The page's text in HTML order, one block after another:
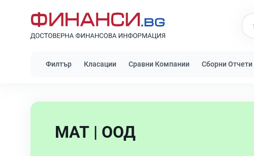
Филтър Класации Сравни Компании Сборни Отчети
МАТ | ООД